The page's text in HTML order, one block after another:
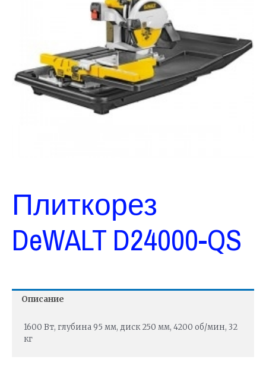
Плиткорез
DeWALT D24000-QS
Описание
1600 Вт, глубина 95 мм, диск 250 мм, 4200 об/мин, 32
кг